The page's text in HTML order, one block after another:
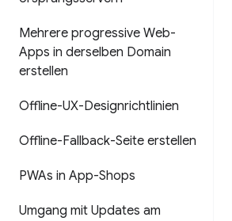
Mehrere progressive Web-
Apps in derselben Domain
erstellen
Offline-UX-Designrichtlinien
Offline-Fallback-Seite erstellen
PWAs in App-Shops
Umgang mit Updates am